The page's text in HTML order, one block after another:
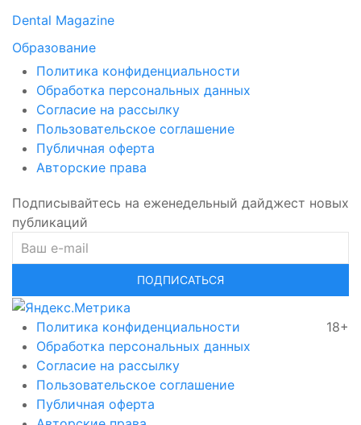
Dental Magazine
Образование
Политика конфиденциальности
Обработка персональных данных
Согласие на рассылку
Пользовательское соглашение
Публичная оферта
Авторские права
Подписывайтесь на еженедельный дайджест новых
публикаций
ПОДПИСАТЬСЯ
Политика конфиденциальности
Обработка персональных данных
Согласие на рассылку
Пользовательское соглашение
Публичная оферта
18+